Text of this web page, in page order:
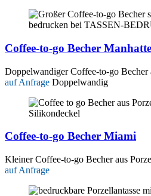
Coffee-to-go Becher
Doppelwandiger Coffee-to-go Becher
auf Anfrage Doppelwandig
Coffee-to-go Becher Miami
Kleiner Coffee-to-go Becher aus
auf Anfrage